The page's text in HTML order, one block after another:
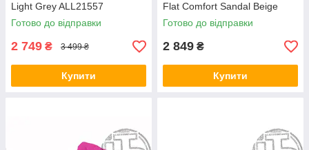
Light Grey ALL21557
Готово до відправки
2 749 ₴ 3 499 ₴
Купити
Flat Comfort Sandal Beige
ALL21569
Готово до відправки
2 849 ₴
Купити